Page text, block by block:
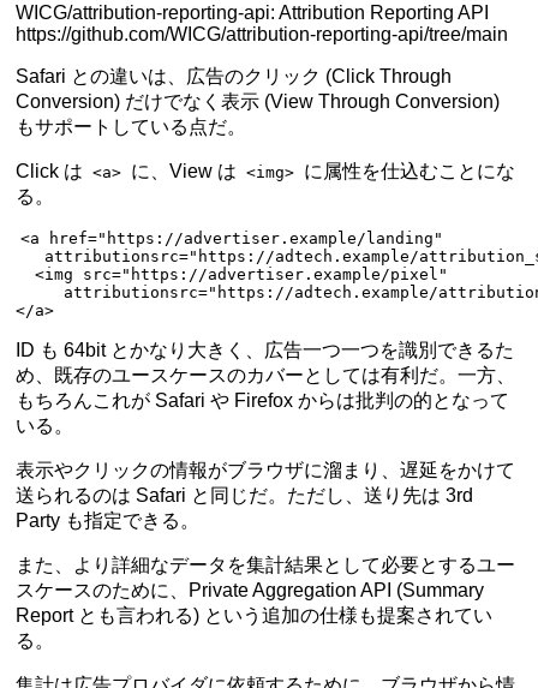
WICG/attribution-reporting-api: Attribution Reporting API
https://github.com/WICG/attribution-reporting-api/tree/main
Safari との違いは、広告のクリック (Click Through
Conversion) だけでなく表示 (View Through Conversion)
もサポートしている点だ。
Click は <a> に、View は <img> に属性を仕込むことにな
る。
<a href="https://advertiser.example/landing"
   attributionsrc
="https://adtech.example/
  <
img src="https://advertiser.example/pixel"
     attributionsrc
="https://adtech.example/
</a>
ID も 64bit とかなり大きく、広告一つ一つを識別できるた
め、既存のユースケースのカバーとしては有利だ。一方、
もちろんこれが Safari や Firefox からは批判の的となって
いる。
表示やクリックの情報がブラウザに溜まり、遅延をかけて
送られるのは Safari と同じだ。ただし、送り先は 3rd
Party も指定できる。
また、より詳細なデータを集計結果として必要とするユー
スケースのために、Private Aggregation API (Summary
Report とも言われる) という追加の仕様も提案されてい
る。